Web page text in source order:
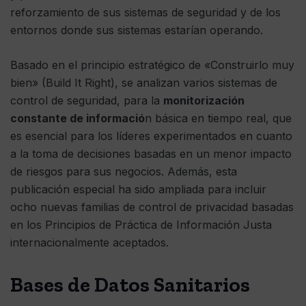
reforzamiento de sus sistemas de seguridad y de los
entornos donde sus sistemas estarían operando.
Basado en el principio estratégico de «Construirlo muy
bien» (Build It Right), se analizan varios sistemas de
control de seguridad, para la monitorización
constante de información básica en tiempo real, que
es esencial para los líderes experimentados en cuanto
a la toma de decisiones basadas en un menor impacto
de riesgos para sus negocios. Además, esta
publicación especial ha sido ampliada para incluir
ocho nuevas familias de control de privacidad basadas
en los Principios de Práctica de Información Justa
internacionalmente aceptados.
Bases de Datos Sanitarios